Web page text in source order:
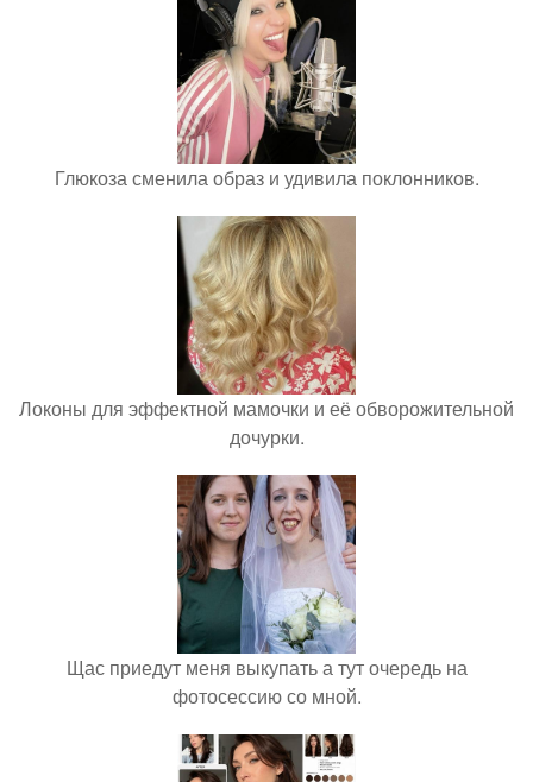
Глюкоза сменила образ и удивила поклонников.
Локоны для эффектной мамочки и её обворожительной
дочурки.
Щас приедут меня выкупать а тут очередь на
фотосессию со мной.